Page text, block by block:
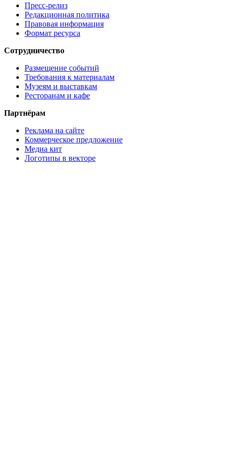
Пресс-релиз
Редакционная политика
Правовая информация
Формат ресурса
Сотрудничество
Размещение событий
Требования к материалам
Музеям и выставкам
Ресторанам и кафе
Партнёрам
Реклама на сайте
Коммерческое предложение
Медиа кит
Логотипы в векторе